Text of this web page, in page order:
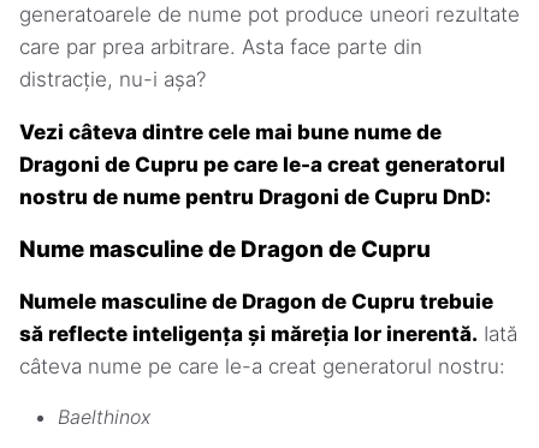
generatoarele de nume pot produce uneori rezultate
care par prea arbitrare. Asta face parte din
distracție, nu-i așa?
Vezi câteva dintre cele mai bune nume de
Dragoni de Cupru pe care le-a creat generatorul
nostru de nume pentru Dragoni de Cupru DnD:
Nume masculine de Dragon de Cupru
Numele masculine de Dragon de Cupru trebuie
să reflecte inteligența și măreția lor inerentă. Iată
câteva nume pe care le-a creat generatorul nostru:
Baelthinox